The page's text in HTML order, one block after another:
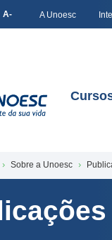
A- A Unoesc
Sobre a Unoesc